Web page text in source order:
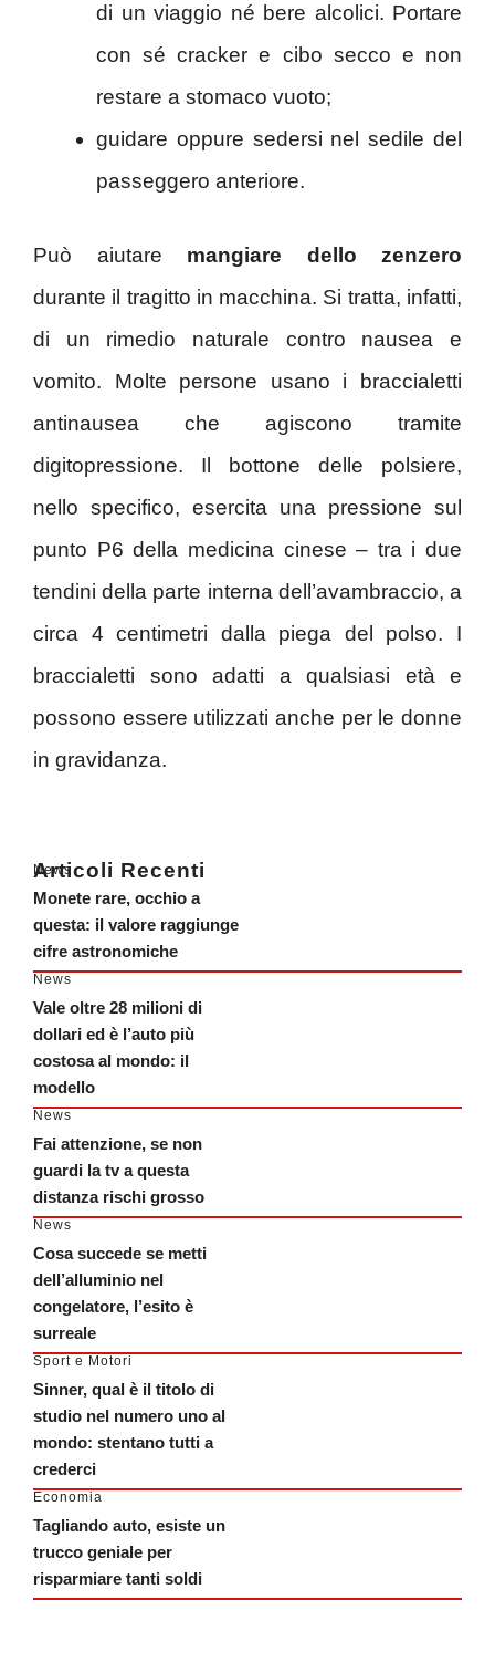
di un viaggio né bere alcolici. Portare
con sé cracker e cibo secco e non
restare a stomaco vuoto;
guidare oppure sedersi nel sedile del
passeggero anteriore.
Può aiutare mangiare dello zenzero
durante il tragitto in macchina. Si tratta, infatti,
di un rimedio naturale contro nausea e
vomito. Molte persone usano i braccialetti
antinausea che agiscono tramite
digitopressione. Il bottone delle polsiere,
nello specifico, esercita una pressione sul
punto P6 della medicina cinese – tra i due
tendini della parte interna dell’avambraccio, a
circa 4 centimetri dalla piega del polso. I
braccialetti sono adatti a qualsiasi età e
possono essere utilizzati anche per le donne
in gravidanza.
Articoli Recenti
News
Monete rare, occhio a
questa: il valore raggiunge
cifre astronomiche
News
Vale oltre 28 milioni di
dollari ed è l’auto più
costosa al mondo: il
modello
News
Fai attenzione, se non
guardi la tv a questa
distanza rischi grosso
News
Cosa succede se metti
dell’alluminio nel
congelatore, l’esito è
surreale
Sport e Motori
Sinner, qual è il titolo di
studio nel numero uno al
mondo: stentano tutti a
crederci
Economia
Tagliando auto, esiste un
trucco geniale per
risparmiare tanti soldi